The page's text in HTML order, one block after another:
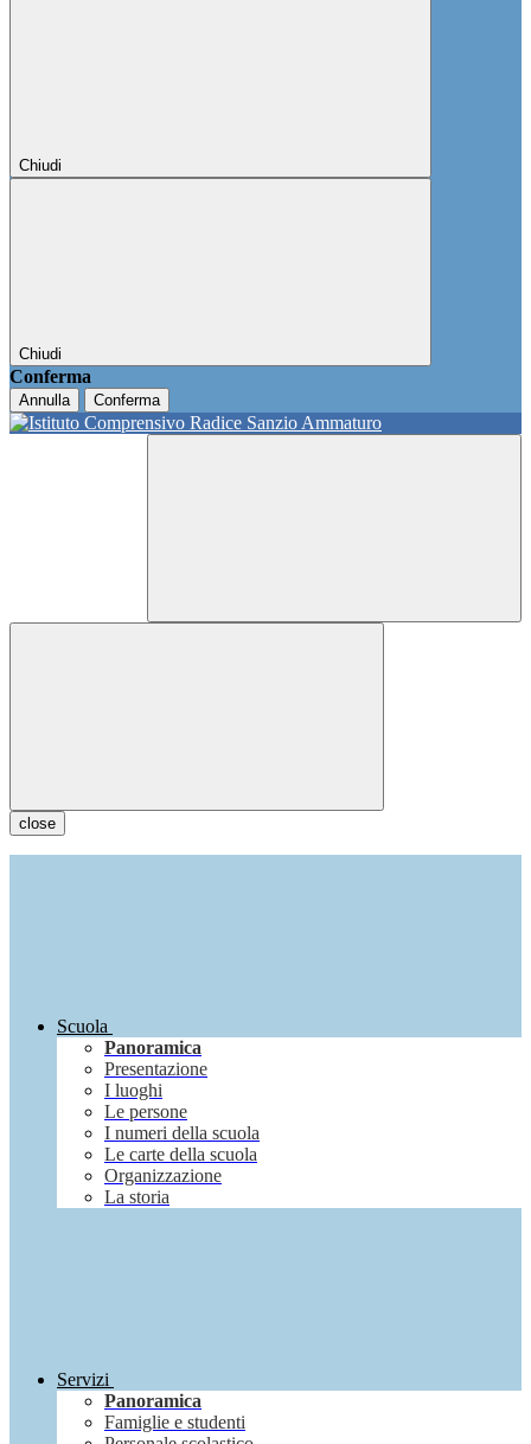
Chiudi
Chiudi
Conferma
Annulla Conferma
close
Scuola
Panoramica
Presentazione
I luoghi
Le persone
I numeri della scuola
Le carte della scuola
Organizzazione
La storia
Servizi
Panoramica
Famiglie e studenti